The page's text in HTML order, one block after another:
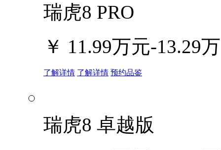
瑞虎8 PRO
￥ 11.99万元-13.29
了解详情 了解详情 预约品鉴
瑞虎8 卓越版